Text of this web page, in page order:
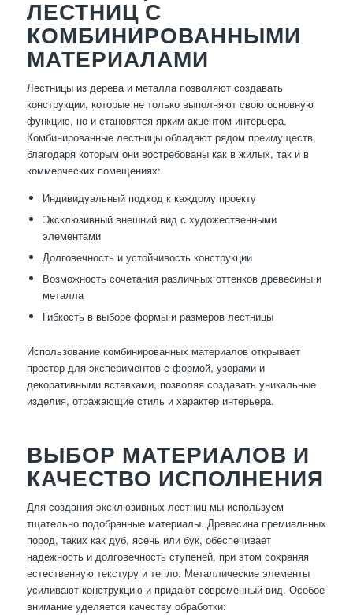
ЛЕСТНИЦ С
КОМБИНИРОВАННЫМИ
МАТЕРИАЛАМИ
Лестницы из дерева и металла позволяют создавать
конструкции, которые не только выполняют свою основную
функцию, но и становятся ярким акцентом интерьера.
Комбинированные лестницы обладают рядом преимуществ,
благодаря которым они востребованы как в жилых, так и в
коммерческих помещениях:
Индивидуальный подход к каждому проекту
Эксклюзивный внешний вид с художественными
элементами
Долговечность и устойчивость конструкции
Возможность сочетания различных оттенков древесины и
металла
Гибкость в выборе формы и размеров лестницы
Использование комбинированных материалов открывает
простор для экспериментов с формой, узорами и
декоративными вставками, позволяя создавать уникальные
изделия, отражающие стиль и характер интерьера.
ВЫБОР МАТЕРИАЛОВ И
КАЧЕСТВО ИСПОЛНЕНИЯ
Для создания эксклюзивных лестниц мы используем
тщательно подобранные материалы. Древесина премиальных
пород, таких как дуб, ясень или бук, обеспечивает
надежность и долговечность ступеней, при этом сохраняя
естественную текстуру и тепло. Металлические элементы
усиливают конструкцию и придают современный вид. Особое
внимание уделяется качеству обработки: